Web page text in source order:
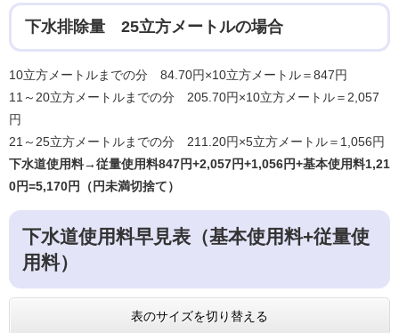
下水排除量 25立方メートル​の場合
10立方メートルまでの分 84.70円×10立方メートル＝847円
11～20立方メートルまでの分 205.70円×10立方メートル＝2,057
円
21～25立方メートルまでの分 211.20円×5立方メートル＝1,056円
下水道使用料→従量使用料847円+2,057円+1,056円+基本使用料1,21
0円=5,170円（円未満切捨て）
下水道使用料早見表（基本使用料+従量使
用料）
表のサイズを切り替える